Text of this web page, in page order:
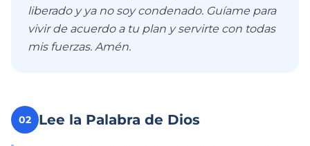
liberado y ya no soy condenado. Guíame para
vivir de acuerdo a tu plan y servirte con todas
mis fuerzas. Amén.
02 Lee la Palabra de Dios